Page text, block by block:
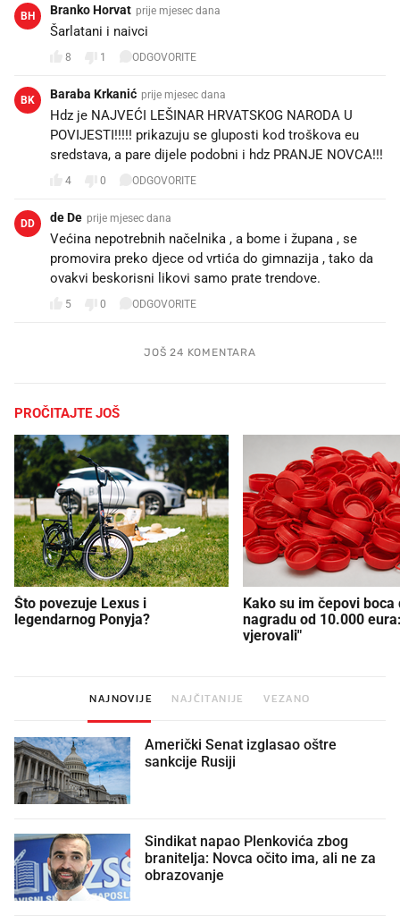
BH Branko Horvat prije mjesec dana
Šarlatani i naivci
8 1 ODGOVORITE
BK Baraba Krkanić prije mjesec dana
Hdz je NAJVEĆI LEŠINAR HRVATSKOG NARODA U
POVIJESTI!!!!! prikazuju se gluposti kod troškova eu
sredstava, a pare dijele podobni i hdz PRANJE NOVCA!!!
4 0 ODGOVORITE
DD de De prije mjesec dana
Većina nepotrebnih načelnika , a bome i župana , se
promovira preko djece od vrtića do gimnazija , tako da
ovakvi beskorisni likovi samo prate trendove.
5 0 ODGOVORITE
JOŠ 24 KOMENTARA
PROČITAJTE JOŠ
Što povezuje Lexus i
legendarnog Ponyja?
Kako su im čepovi boca
nagradu od 10.000
vjerovali"
NAJNOVIJE NAJČITANIJE VEZANO
Američki Senat izglasao oštre
sankcije Rusiji
Sindikat napao Plenkovića zbog
branitelja: Novca očito ima, ali ne za
obrazovanje